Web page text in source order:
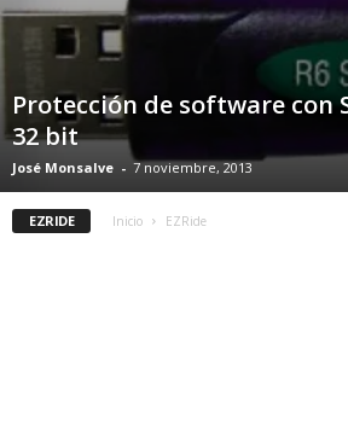
Protección de software con
32 bit
José Monsalve - 7 noviembre, 2013
EZRIDE Inicio EZRide